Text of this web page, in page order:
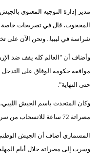
مدير إدارة التوجيه المعنوي بالجيش
المحجوب، قال في تصريحات خاصة
شراسة في ليبيا.. ونحن الآن على
وأضاف أن "العالم كله يقف ضد
موافقة حكومة الوفاق على
حتى النهاية".
وكان المتحدث باسم الجيش
مصراتة 72 ساعة للانسحاب من سرت وطرابلس.
المسماري أضاف أن الجيش
وسرت إلى مصراتة خلال أيام المهلة